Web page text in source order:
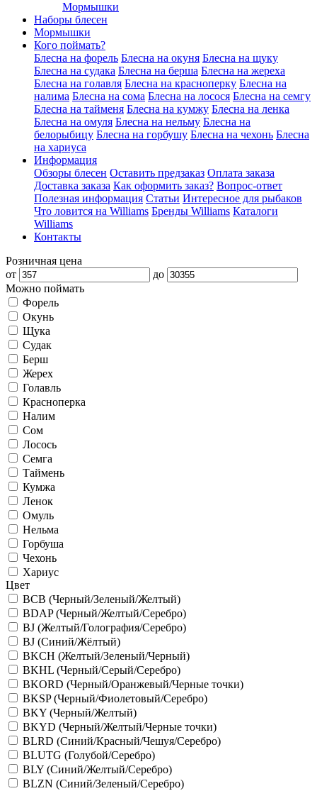
Мормышки
Наборы блесен
Мормышки
Кого поймать?
Блесна на форель Блесна на окуня Блесна на щуку
Блесна на судака Блесна на берша Блесна на жереха
Блесна на голавля Блесна на красноперку Блесна на
налима Блесна на сома Блесна на лосося Блесна на семгу
Блесна на тайменя Блесна на кумжу Блесна на ленка
Блесна на омуля Блесна на нельму Блесна на
белорыбицу Блесна на горбушу Блесна на чехонь Блесна
на хариуса
Информация
Обзоры блесен Оставить предзаказ Оплата заказа
Доставка заказа Как оформить заказ? Вопрос-ответ
Полезная информация Статьи Интересное для рыбаков
Что ловится на Williams Бренды Williams Каталоги
Williams
Контакты
Розничная цена
от
до
Можно поймать
Форель
Окунь
Щука
Судак
Берш
Жерех
Голавль
Красноперка
Налим
Сом
Лосось
Семга
Таймень
Кумжа
Ленок
Омуль
Нельма
Горбуша
Чехонь
Хариус
Цвет
BCB (Черный/Зеленый/Желтый)
BDAP (Черный/Желтый/Серебро)
BJ (Желтый/Голография/Серебро)
BJ (Синий/Жёлтый)
BKCH (Желтый/Зеленый/Черный)
BKHL (Черный/Серый/Серебро)
BKORD (Черный/Оранжевый/Черные точки)
BKSP (Черный/Фиолетовый/Серебро)
BKY (Черный/Желтый)
BKYD (Черный/Желтый/Черные точки)
BLRD (Синий/Красный/Чешуя/Серебро)
BLUTG (Голубой/Серебро)
BLY (Синий/Желтый/Серебро)
BLZN (Синий/Зеленый/Серебро)